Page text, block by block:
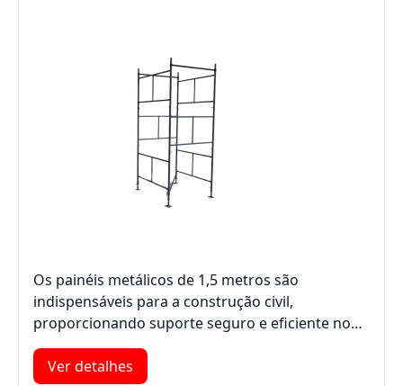
Os painéis metálicos de 1,5 metros são
indispensáveis para a construção civil,
proporcionando suporte seguro e eficiente no…
Ver detalhes